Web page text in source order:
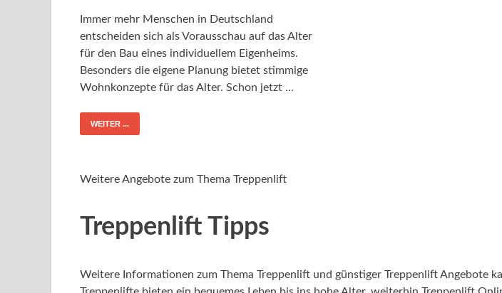
Immer mehr Menschen in Deutschland
entscheiden sich als Vorausschau auf das Alter
für den Bau eines individuellem Eigenheims.
Besonders die eigene Planung bietet stimmige
Wohnkonzepte für das Alter. Schon jetzt …
WEITER ...
Weitere Angebote zum Thema Treppenlift
Treppenlift Tipps
Weitere Informationen zum Thema Treppenlift und günstiger Treppenlift Angebote